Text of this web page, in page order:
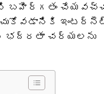
భద్రతా చర్యలను